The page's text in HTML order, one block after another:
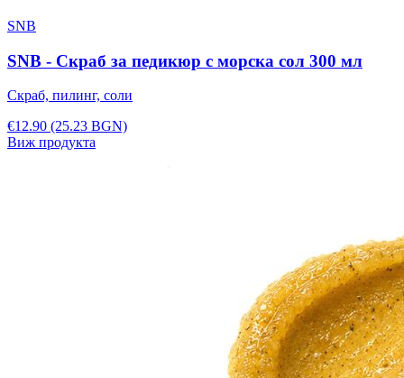
SNB
SNB - Скраб за педикюр с морска сол 300 мл
Скраб, пилинг, соли
€12.90 (25.23 BGN)
Виж продукта